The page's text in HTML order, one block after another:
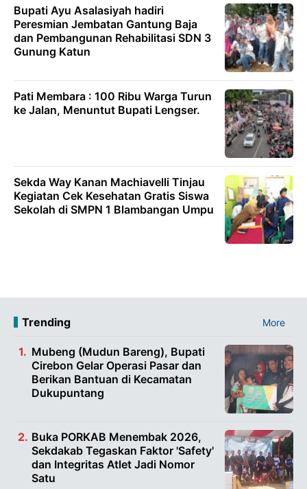
Bupati Ayu Asalasiyah hadiri
Peresmian Jembatan Gantung Baja
dan Pembangunan Rehabilitasi SDN 3
Gunung Katun
Pati Membara : 100 Ribu Warga Turun
ke Jalan, Menuntut Bupati Lengser.
Sekda Way Kanan Machiavelli Tinjau
Kegiatan Cek Kesehatan Gratis Siswa
Sekolah di SMPN 1 Blambangan Umpu
Trending More
Mubeng (Mudun Bareng), Bupati
Cirebon Gelar Operasi Pasar dan
Berikan Bantuan di Kecamatan
Dukupuntang
Buka PORKAB Menembak 2026,
Sekdakab Tegaskan Faktor 'Safety'
dan Integritas Atlet Jadi Nomor
Satu